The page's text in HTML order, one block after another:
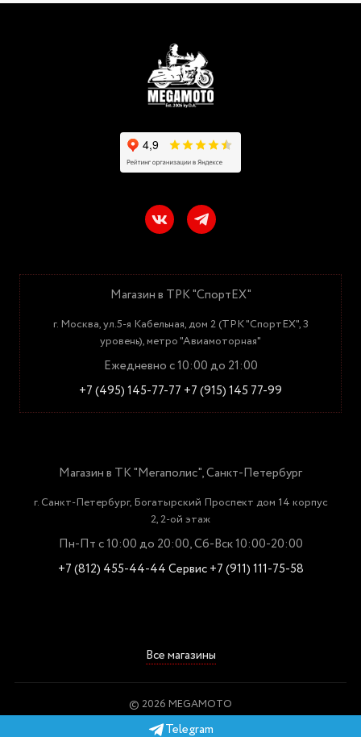
Магазин в ТРК "СпортЕХ"
г. Москва, ул.5-я Кабельная, дом 2 (ТРК "СпортЕХ", 3
уровень), метро "Авиамоторная"
Ежедневно с 10:00 до 21:00
+7 (495) 145-77-77 +7 (915) 145 77-99
Магазин в ТК "Мегаполис", Санкт-Петербург
г. Санкт-Петербург, Богатырский Проспект дом 14 корпус
2, 2-ой этаж
Пн-Пт с 10:00 до 20:00, Сб-Вск 10:00-20:00
+7 (812) 455-44-44Сервис +7 (911) 111-75-58
Все магазины
© 2026 MEGAMOTO
Пользовательское соглашение
Telegram